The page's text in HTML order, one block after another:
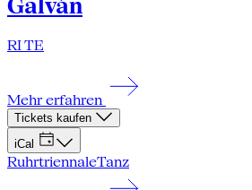
Galván
RI TE
Mehr erfahren
Tickets kaufen
iCal
RuhrtriennaleTanz